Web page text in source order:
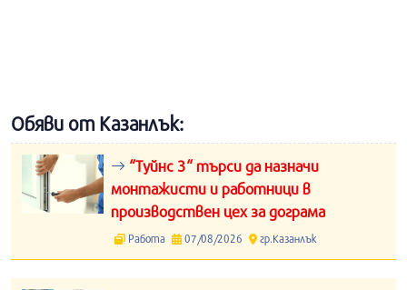
Обяви от Казанлък:
“Туйнс 3“ търси да назначи
монтажисти и работници в
производствен цех за дограма
Работа 07/08/2026 гр.Казанлък